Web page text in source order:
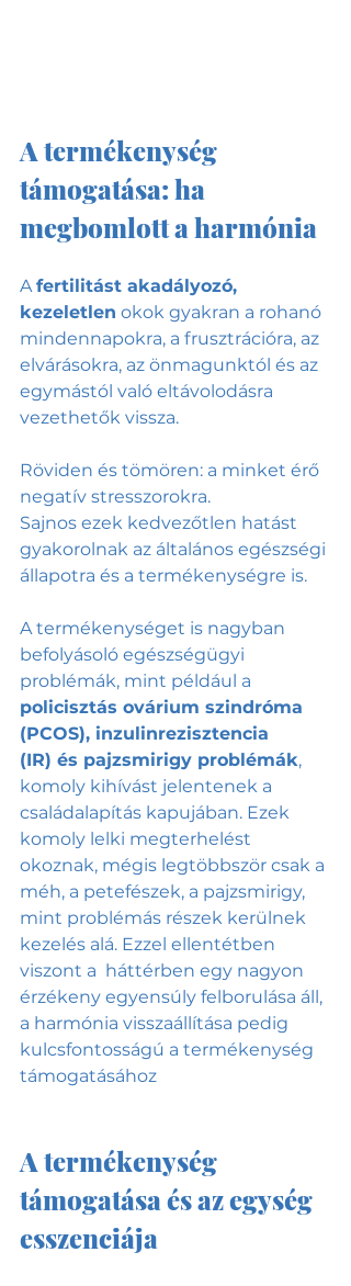
A termékenység
támogatása: ha
megbomlott a harmónia
A fertilitást akadályozó,
kezeletlen okok gyakran a rohanó
mindennapokra, a frusztrációra, az
elvárásokra, az önmagunktól és az
egymástól való eltávolodásra
vezethetők vissza.
Röviden és tömören: a minket érő
negatív stresszorokra.
Sajnos ezek kedvezőtlen hatást
gyakorolnak az általános egészségi
állapotra és a termékenységre is.
A termékenységet is nagyban
befolyásoló egészségügyi
problémák, mint például a
policisztás ovárium szindróma
(PCOS), inzulinrezisztencia
(IR) és pajzsmirigy problémák,
komoly kihívást jelentenek a
családalapítás kapujában. Ezek
komoly lelki megterhelést
okoznak, mégis legtöbbször csak a
méh, a petefészek, a pajzsmirigy,
mint problémás részek kerülnek
kezelés alá. Ezzel ellentétben
viszont a  háttérben egy nagyon
érzékeny egyensúly felborulása áll,
a harmónia visszaállítása pedig
kulcsfontosságú a termékenység
támogatásához
A termékenység
támogatása és az egység
esszenciája